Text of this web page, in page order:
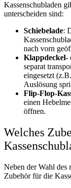
Kassenschubladen
unterscheiden sind:
Schiebelade:
nach vorn
Klappdeckel-
separat
eingesetzt
Auslösung
Flip-Flop-
einen
öffnen.
Welches
Neben der Wahl des
Zubehör für die